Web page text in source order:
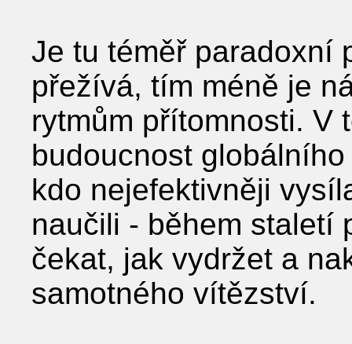
Je tu téměř paradoxní
přežívá, tím méně je
rytmům přítomnosti. V
budoucnost
kdo nejefektivněji
naučili - během staletí
čekat, jak vydržet a
samotného vítězství.